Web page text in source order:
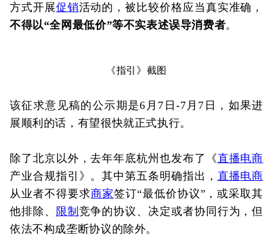
方式开展促销活动的，被比较价格应当真实准确，
不得以“全网最低价”等不实表述误导消费者。
《指引》截图
该征求意见稿的公示期是6月7日-7月7日，如果进
展顺利的话，有望很快就正式执行。
除了北京以外，去年年底杭州也发布了《直播电商
产业合规指引》。其中第五条明确指出， 直播电商
从业者不得要求商家签订“最低价协议”，或采取其
他排除、 限制 竞争的协议、决定或者协同行为，但
依法不构成垄断协议的除外。